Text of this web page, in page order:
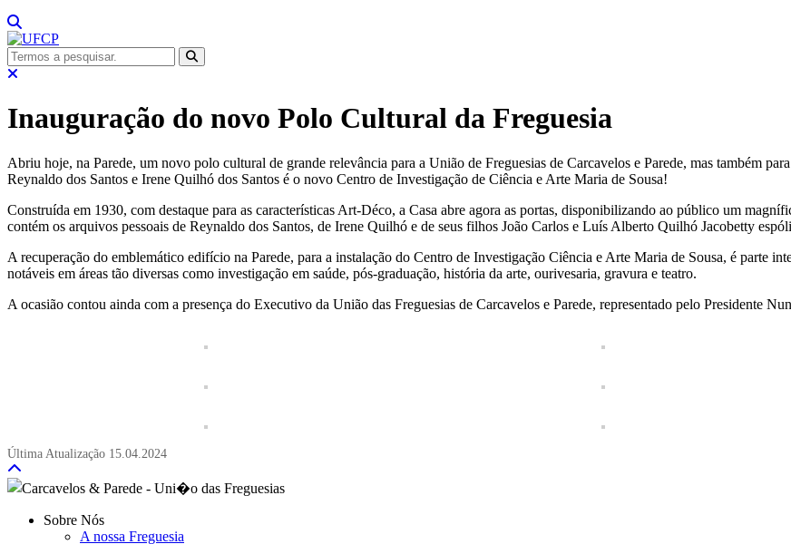
Inauguração do novo Polo Cultural da Freguesia
Abriu hoje, na Parede, um novo polo cultural de grande relevância para a União de Freguesias de Carcavelos e Parede, mas também
Reynaldo dos Santos e Irene Quilhó dos Santos é o novo Centro de Investigação de Ciência e Arte Maria de Sousa!
Construída em 1930, com destaque para as características Art-Déco, a Casa abre agora as portas, disponibilizando ao público um
contém os arquivos pessoais de Reynaldo dos Santos, de Irene Quilhó e de seus filhos João Carlos e Luís Alberto Quilhó Jacobetty
A recuperação do emblemático edifício na Parede, para a instalação do Centro de Investigação Ciência e Arte Maria de Sousa, é parte
notáveis em áreas tão diversas como investigação em saúde, pós-graduação, história da arte, ourivesaria, gravura e teatro.
A ocasião contou ainda com a presença do Executivo da União das Freguesias de Carcavelos e Parede, representado pelo Presidente
Última Atualização 15.04.2024
Sobre Nós
A nossa Freguesia